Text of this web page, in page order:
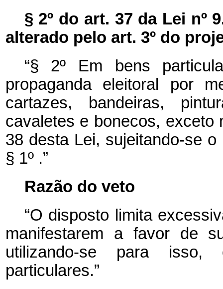
§ 2º do art. 37 da Lei nº
alterado pelo art. 3º do
“§ 2º Em bens
propaganda eleitoral por
cartazes, bandeiras,
cavaletes e bonecos, exceto
38 desta Lei, sujeitando-se
§ 1º .”
Razão do veto
“O disposto limita
manifestarem a favor de
utilizando-se para isso,
particulares.”